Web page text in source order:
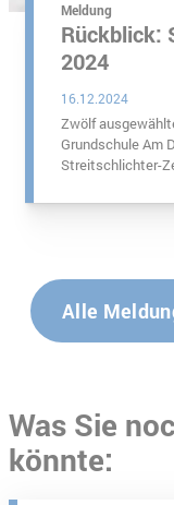
Meldung
Rückblick:
2024
16.12.2024
Zwölf
Grundschule Am
Streitschlichter-
Alle
Was Sie
könnte: